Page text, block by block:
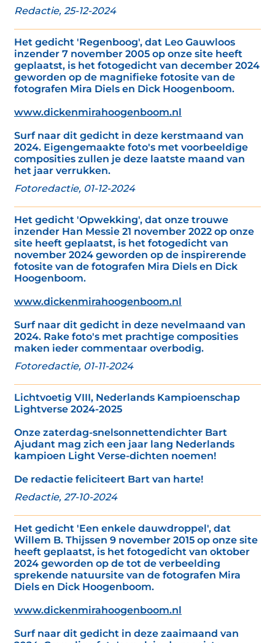
Redactie, 25-12-2024
Het gedicht 'Regenboog', dat Leo Gauwloos
inzender 7 november 2005 op onze site heeft
geplaatst, is het fotogedicht van december 2024
geworden op de magnifieke fotosite van de
fotografen Mira Diels en Dick Hoogenboom.
www.dickenmirahoogenboom.nl
Surf naar dit gedicht in deze kerstmaand van
2024. Eigengemaakte foto's met voorbeeldige
composities zullen je deze laatste maand van
het jaar verrukken.
Fotoredactie, 01-12-2024
Het gedicht 'Opwekking', dat onze trouwe
inzender Han Messie 21 november 2022 op onze
site heeft geplaatst, is het fotogedicht van
november 2024 geworden op de inspirerende
fotosite van de fotografen Mira Diels en Dick
Hoogenboom.
www.dickenmirahoogenboom.nl
Surf naar dit gedicht in deze nevelmaand van
2024. Rake foto's met prachtige composities
maken ieder commentaar overbodig.
Fotoredactie, 01-11-2024
Lichtvoetig VIII, Nederlands Kampioenschap
Lightverse 2024-2025
Onze zaterdag-snelsonnettendichter Bart
Ajudant mag zich een jaar lang Nederlands
kampioen Light Verse-dichten noemen!
De redactie feliciteert Bart van harte!
Redactie, 27-10-2024
Het gedicht 'Een enkele dauwdroppel', dat
Willem B. Thijssen 9 november 2015 op onze site
heeft geplaatst, is het fotogedicht van oktober
2024 geworden op de tot de verbeelding
sprekende natuursite van de fotografen Mira
Diels en Dick Hoogenboom.
www.dickenmirahoogenboom.nl
Surf naar dit gedicht in deze zaaimaand van